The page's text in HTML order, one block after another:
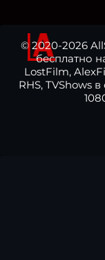
© 2020-2026
бесплатно
LostFilm,
RHS, TVShows